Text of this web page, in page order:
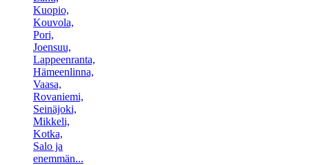
Kuopio,
Kouvola,
Pori,
Joensuu,
Lappeenranta,
Hämeenlinna,
Vaasa,
Rovaniemi,
Seinäjoki,
Mikkeli,
Kotka,
Salo ja
enemmän...